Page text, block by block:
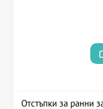
Отстъпки за ранни